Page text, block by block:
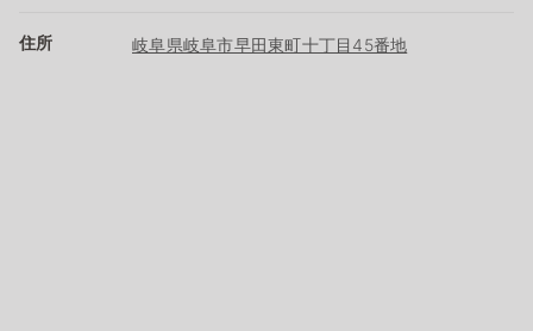
住所 岐阜県岐阜市早田東町十丁目45番地